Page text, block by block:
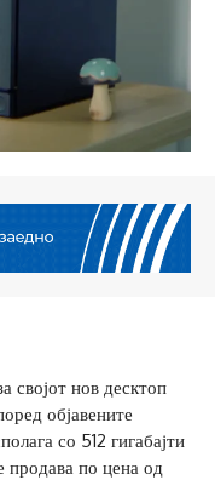
својот нов десктоп
објавените
со 512 гигабајти
продава по цена од